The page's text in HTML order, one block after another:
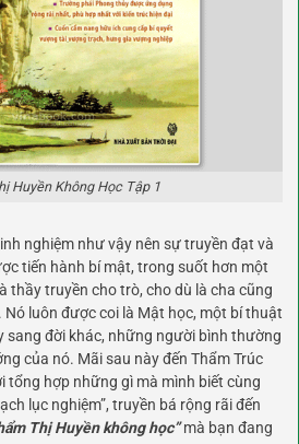
Huyền Không Học Tập 1
nghiệm như vậy nên sự truyền đạt và
tiến hành bí mật, trong suốt hơn một
thầy truyền cho trò, cho dù là cha cũng
Nó luôn được coi là Mật học, một bí thuật
sang đời khác, những người bình thường
của nó. Mãi sau này đến Thẩm Trúc
tổng hợp những gì mà mình biết cùng
lục nghiệm”, truyền bá rộng rãi đến
Thị Huyền không học”mà bạn đang